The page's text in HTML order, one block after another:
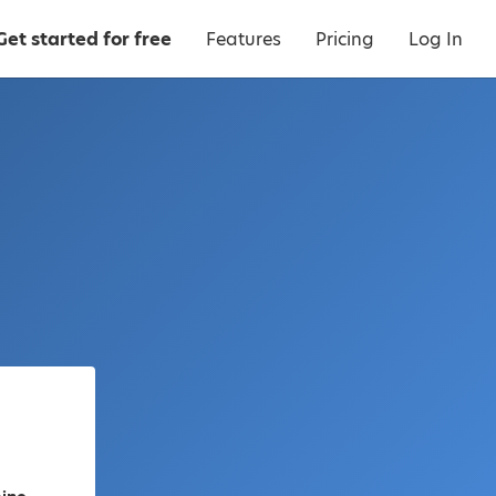
started for free Features Pricing Log In